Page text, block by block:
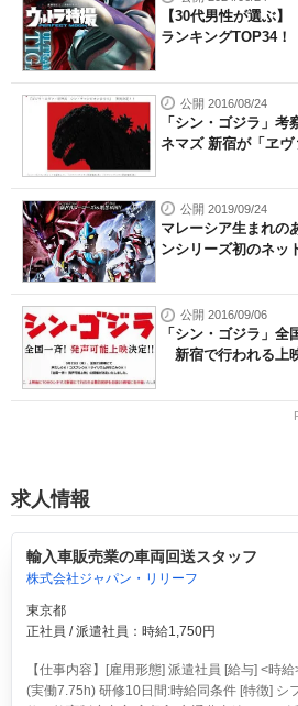
【30代男性が選ぶ
ランキングTOP34
公開 2016/08/24
「シン・ゴジラ」
ネマズ 新宿が「ヱ
公開 2019/09/24
マレーシア生まれ
ンシリーズ初のネッ
公開 2016/09/06
「シン・ゴジラ」
新宿で行われる上
求人情報
輸入車販売業の車両回送スタッフ
株式会社ジャパン・リリーフ
東京都
正社員 / 派遣社員：時給1,750円
【仕事内容】[雇用形態] 派遣社員 [給与] <時
(実働7.75h) 研修10日間:時給同条件 [特徴] シ